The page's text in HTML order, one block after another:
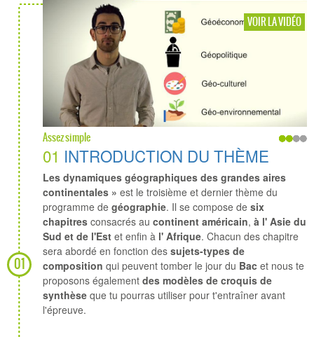
01
VOIR LA VIDÉO
Assez simple
01 INTRODUCTION DU THÈME
Les dynamiques géographiques des grandes aires
continentales »est le troisième et dernier thème du
programme degéographie. Il se compose desix
chapitres consacrés aucontinent américain,à l' Asie du
Sud et de l'Est et enfin à l' Afrique. Chacun des chapitre
sera abordé en fonction dessujets-types de
composition qui peuvent tomber le jour du Bac et nous te
proposons égalementdes modèles de croquis de
synthèse que tu pourras utiliser pour t'entraîner avant
l'épreuve.